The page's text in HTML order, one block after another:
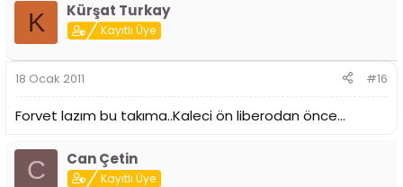
K Kürşat Turkay
Kayıtlı Üye
18 Ocak 2011 #16
Forvet lazım bu takıma..Kaleci ön liberodan önce...
C Can Çetin
Kayıtlı Üye